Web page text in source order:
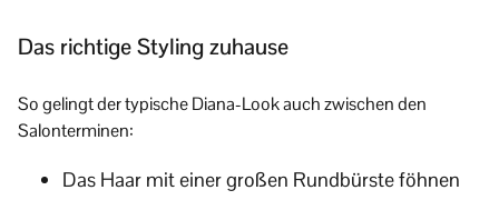
Das richtige Styling zuhause
So gelingt der typische Diana-Look auch zwischen den
Salonterminen:
Das Haar mit einer großen Rundbürste föhnen